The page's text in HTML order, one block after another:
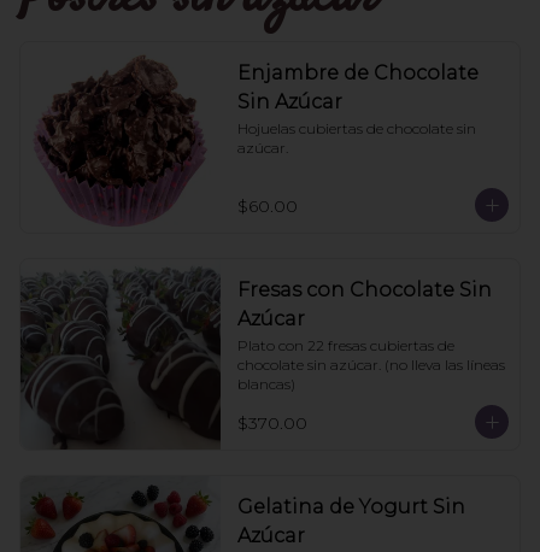
Enjambre de Chocolate
Sin Azúcar
Hojuelas cubiertas de chocolate sin
azúcar.
$60.00
Fresas con Chocolate Sin
Azúcar
Plato con 22 fresas cubiertas de
chocolate sin azúcar. (no lleva las líneas
blancas)
$370.00
Gelatina de Yogurt Sin
Azúcar